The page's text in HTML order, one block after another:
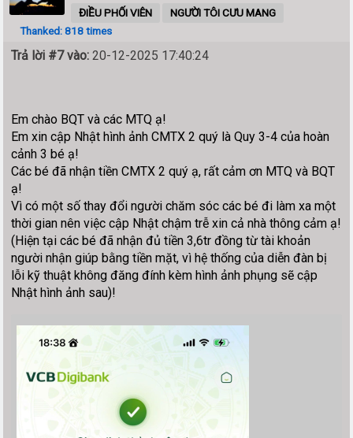
ĐIỀU PHỐI VIÊN
NGƯỜI TÔI CƯU MANG
Thanked: 818 times
Trả lời #7 vào: 20-12-2025 17:40:24
Em chào BQT và các MTQ ạ!
Em xin cập Nhật hình ảnh CMTX 2 quý là Quy 3-4 của hoàn
cảnh 3 bé ạ!
Các bé đã nhận tiền CMTX 2 quý ạ, rất cảm ơn MTQ và BQT
ạ!
Vì có một số thay đổi người chăm sóc các bé đi làm xa một
thời gian nên việc cập Nhật chậm trễ xin cả nhà thông cảm ạ!
(Hiện tại các bé đã nhận đủ tiền 3,6tr đồng từ tài khoản
người nhận giúp bằng tiền mặt, vì hệ thống của diễn đàn bị
lỗi kỹ thuật không đăng đính kèm hình ảnh phụng sẽ cập
Nhật hình ảnh sau)!